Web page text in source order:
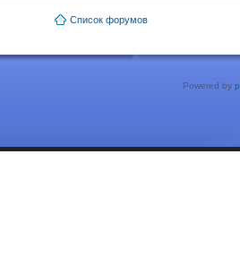
Список форумов
Powered by